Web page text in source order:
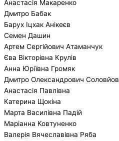
Анастасія Макаренко
Дмитро Бабак
Барух Іцхак Анікеєв
Семен Дашин
Артем Сергійович Атаманчук
Єва Вікторівна Крулів
Анна Юріївна Громяк
Дмитро Олександрович Соловйов
Анастасія Павлівна
Катерина Щокіна
Марта Василівна Падій
Маріанна Ковтуненко
Валерія Вячеславівна Ряба